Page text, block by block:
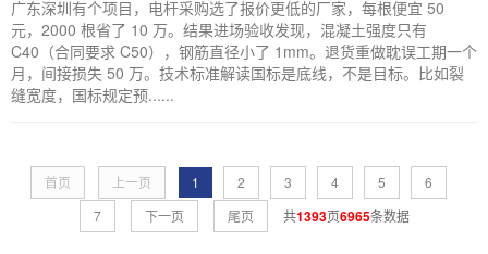
广东深圳有个项目，电杆采购选了报价更低的厂家，每根便宜 50
元，2000 根省了 10 万。结果进场验收发现，混凝土强度只有
C40（合同要求 C50），钢筋直径小了 1mm。退货重做耽误工期一个
月，间接损失 50 万。技术标准解读国标是底线，不是目标。比如裂
缝宽度，国标规定预......
首页 上一页 1 2 3 4 5
6
7
下一页 尾页 共1393页6965条数据